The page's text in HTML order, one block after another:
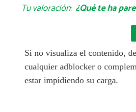
Tu valoración: ¿Qué te ha
Si no visualiza el contenido,
cualquier adblocker o
estar impidiendo su carga.